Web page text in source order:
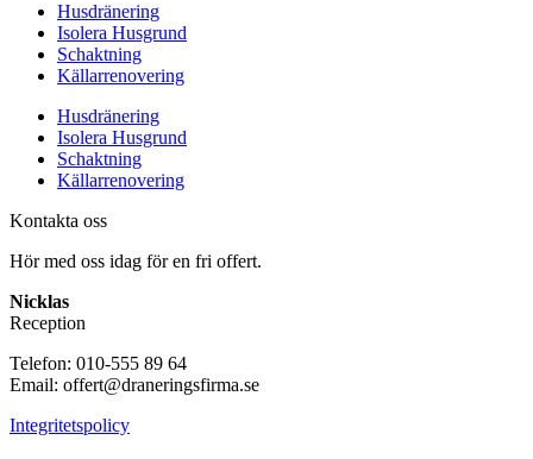
Husdränering
Isolera Husgrund
Schaktning
Källarrenovering
Husdränering
Isolera Husgrund
Schaktning
Källarrenovering
Kontakta oss
Hör med oss idag för en fri offert.
Nicklas
Reception
Telefon: 010-555 89 64
Email: offert@draneringsfirma.se
Integritetspolicy